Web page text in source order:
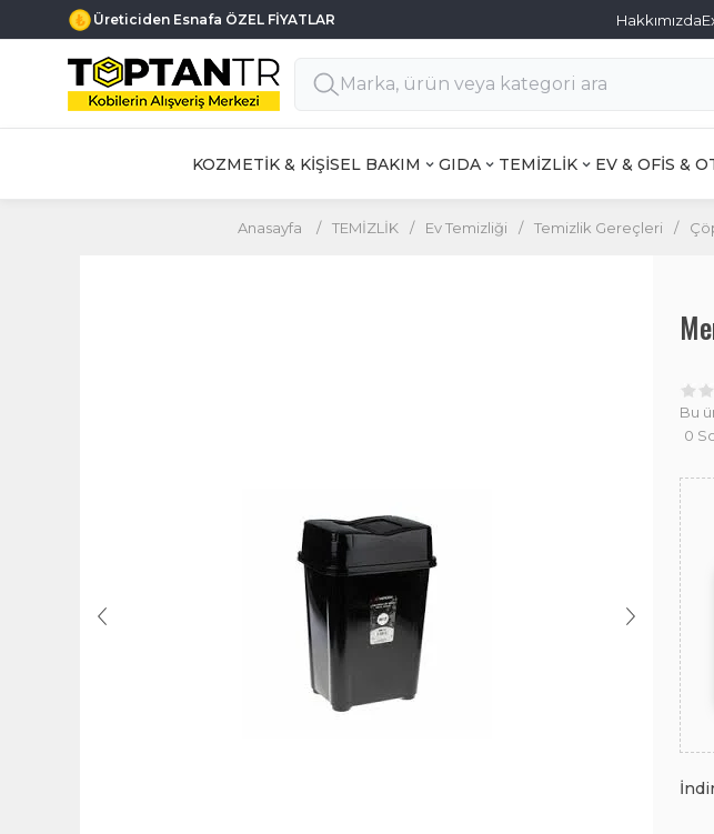
Üreticiden Esnafa ÖZEL FİYATLAR Hakkımızda
KOZMETİK & KİŞİSEL BAKIM GIDA TEMİZLİK EV & OFİS &
Anasayfa / TEMİZLİK / Ev Temizliği / Temizlik Gereçleri /
Bu
0